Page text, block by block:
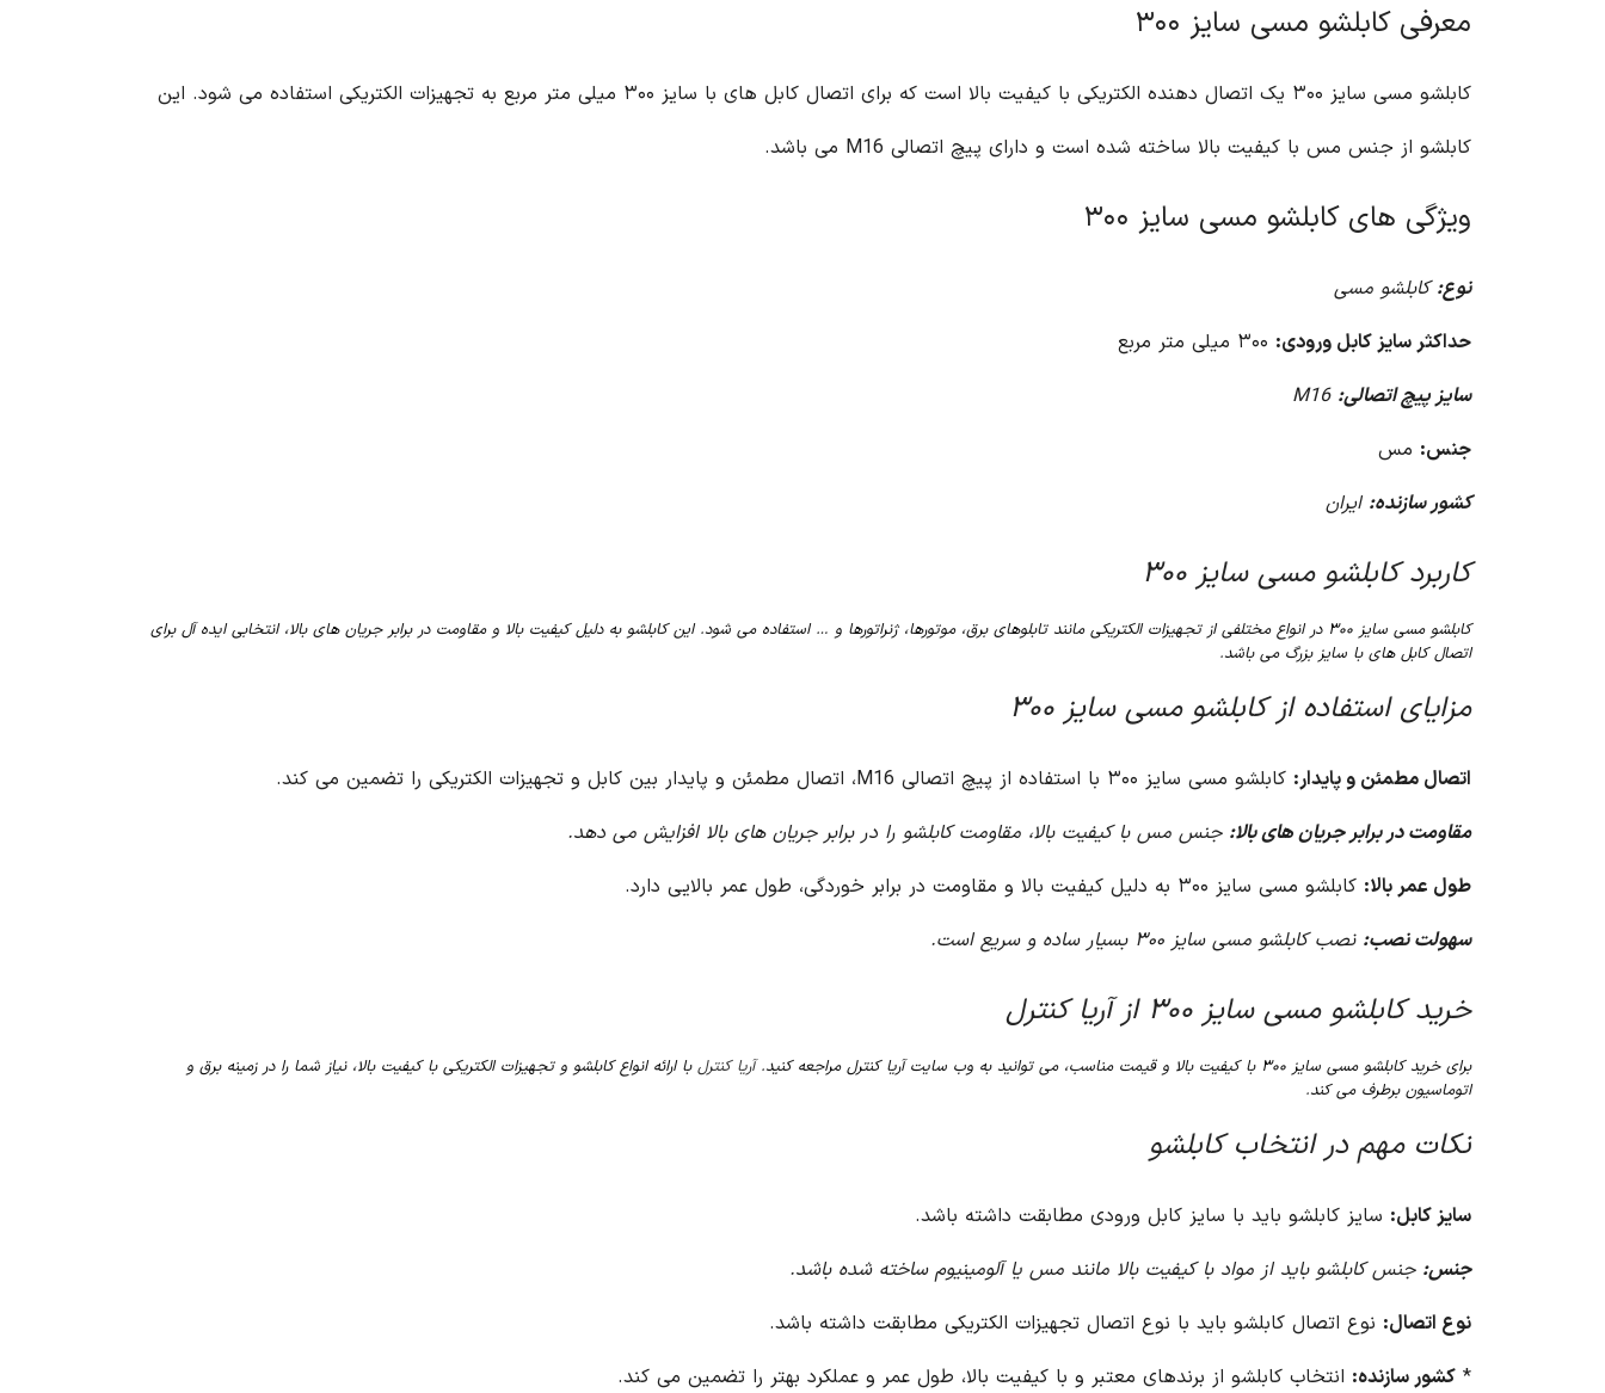
معرفی کابلشو مسی سایز ۳۰۰
کابلشو مسی سایز ۳۰۰ یک اتصال دهنده الکتریکی با کیفیت بالا است که برای اتصال کابل های با سایز ۳۰۰ میلی متر مربع به تجهیزات الکتریکی استفاده می شود. این
کابلشو از جنس مس با کیفیت بالا ساخته شده است و دارای پیچ اتصالی M16 می باشد.
ویژگی های کابلشو مسی سایز ۳۰۰
نوع:کابلشو مسی
حداکثر سایز کابل ورودی:
سایز پیچ اتصالی: M16
جنس: مس
کشور سازنده: ایران
کاربرد کابلشو مسی سایز ۳۰۰
کابلشو مسی سایز ۳۰۰ در انواع مختلفی از تجهیزات الکتریکی مانند تابلوهای برق، موتورها، ژنراتورها و … استفاده می شود. این کابلشو به دلیل کیفیت بالا و مقاومت در برابر جریان های بالا، انتخابی ایده آل برای
اتصال کابل های با سایز بزرگ می باشد.
مزایای استفاده از کابلشو مسی سایز ۳۰۰
اتصال مطمئن و پایدار: کابلشو مسی سایز ۳۰۰ با استفاده از پیچ اتصالی M16، اتصال مطمئن و پایدار بین کابل و تجهیزات الکتریکی را تضمین می کند.
مقاومت در برابر جریان های بالا: جنس مس با کیفیت بالا، مقاومت کابلشو را در برابر جریان های بالا افزایش می دهد.
طول عمر بالا: کابلشو مسی سایز ۳۰۰ به دلیل کیفیت بالا و مقاومت در برابر خوردگی، طول عمر بالایی دارد.
سهولت نصب: نصب کابلشو مسی سایز ۳۰۰ بسیار ساده و سریع است.
خرید کابلشو مسی سایز ۳۰۰ از آریا کنترل
برای خرید کابلشو مسی سایز ۳۰۰ با کیفیت بالا و قیمت مناسب، می توانید به وب سایت آریا کنترل مراجعه کنید. آریا کنترل با ارائه انواع کابلشو و تجهیزات الکتریکی با کیفیت بالا، نیاز شما را در زمینه برق و
اتوماسیون برطرف می کند.
نکات مهم در انتخاب کابلشو
سایز کابل: سایز کابلشو باید با سایز کابل ورودی مطابقت داشته باشد.
جنس: جنس کابلشو باید از مواد با کیفیت بالا مانند مس یا آلومینیوم ساخته شده باشد.
نوع اتصال: نوع اتصال کابلشو باید با نوع اتصال تجهیزات الکتریکی مطابقت داشته باشد.
* کشور سازنده: انتخاب کابلشو از برندهای معتبر و با کیفیت بالا، طول عمر و عملکرد بهتر را تضمین می کند.